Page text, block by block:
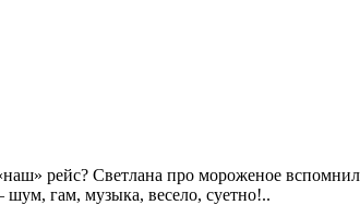
рейс? Светлана про мороженое
гам, музыка, весело, суетно!..